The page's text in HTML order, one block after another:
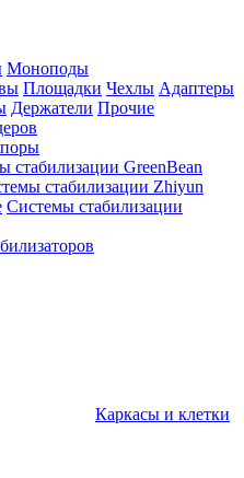
Моноподы
Площадки Чехлы Адаптеры
Держатели Прочие
стабилизации GreenBean
стабилизации Zhiyun
Системы стабилизации
Каркасы и клетки